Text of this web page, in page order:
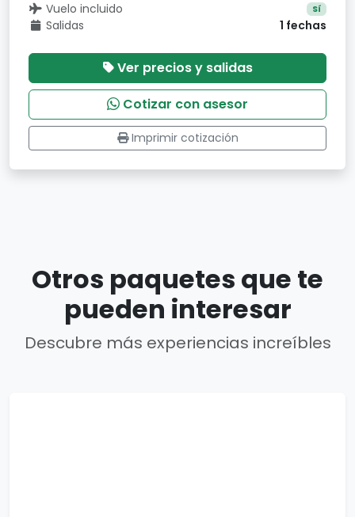
Vuelo incluido Sí
Salidas 1 fechas
Ver precios y salidas
Cotizar con asesor
Imprimir cotización
Otros paquetes que te
pueden interesar
Descubre más experiencias increíbles